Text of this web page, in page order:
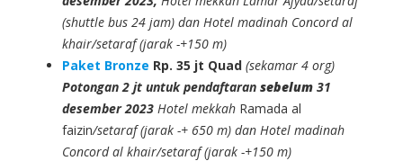
(shuttle bus 24 jam) dan Hotel madinah Concord al
khair/setaraf (jarak -+150 m)
Paket Bronze Rp. 35 jt Quad (sekamar 4 org)
Potongan 2 jt untuk pendaftaran sebelum 31
desember 2023 Hotel mekkah Ramada al
faizin/setaraf (jarak -+ 650 m) dan Hotel madinah
Concord al khair/setaraf (jarak -+150 m)